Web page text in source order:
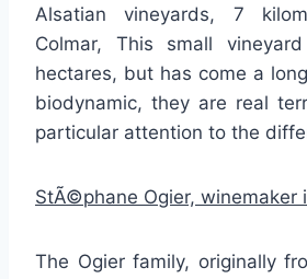
Alsatian vineyards, 7
Colmar, This small
hectares, but has come a
biodynamic, they are real
particular attention to the
StÃ©phane Ogier, winemaker
The Ogier family, originally